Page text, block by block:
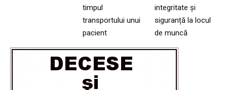
timpul
transportului unui
pacient
integritate și
siguranță la locul
de muncă